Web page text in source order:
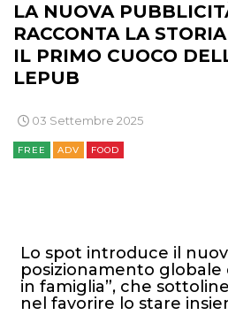
LA NUOVA
RACCONTA LA
IL PRIMO CUOCO
LEPUB
03 Settembre 2025
FREE ADV FOOD
Lo spot introduce il
posizionamento globale
in famiglia”, che
nel favorire lo stare